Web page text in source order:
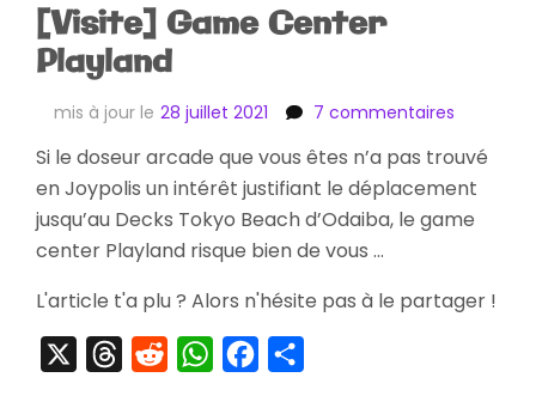
[Visite] Game Center
Playland
mis à jour le 28 juillet 2021 7 commentaires
Game
Center
Playland
Si le doseur arcade que vous êtes n’a pas trouvé
en Joypolis un intérêt justifiant le déplacement
jusqu’au Decks Tokyo Beach d’Odaiba, le game
center Playland risque bien de vous …
L'article t'a plu ? Alors n'hésite pas à le partager !
ThreadsRedditWhatsAppFacebook